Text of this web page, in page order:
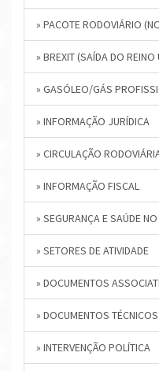
» PACOTE RODOVIÁRIO
» BREXIT (SAÍDA DO REINO
» GASÓLEO/GÁS
» INFORMAÇÃO JURÍDICA
» CIRCULAÇÃO
» INFORMAÇÃO FISCAL
» SEGURANÇA E SAÚDE
» SETORES DE ATIVIDADE
» DOCUMENTOS
» DOCUMENTOS TÉCNICOS
» INTERVENÇÃO POLÍTICA